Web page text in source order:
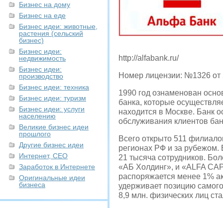
Бизнес на дому
Бизнес на еде
Бизнес идеи: животные,
растения (сельский
бизнес)
Бизнес идеи:
недвижимость
Бизнес идеи:
производство
Бизнес идеи: техника
Бизнес идеи: туризм
Бизнес идеи: услуги
населению
Великие бизнес идеи
прошлого
Другие бизнес идеи
Интернет, СЕО
Заработок в Интернете
Оригинальные идеи
бизнеса
http://alfabank.ru/
Номер лицензии: №1326 от
1990 год ознаменован
банка, которые
находится в Москве. Банк
обслуживания клиентов
Всего открыто 511
регионах РФ и за рубежом.
21 тысяча сотрудников.
«АБ Холдинг», и «ALFA
распоряжается менее 1%
удерживает позицию
8,9 млн. физических лиц